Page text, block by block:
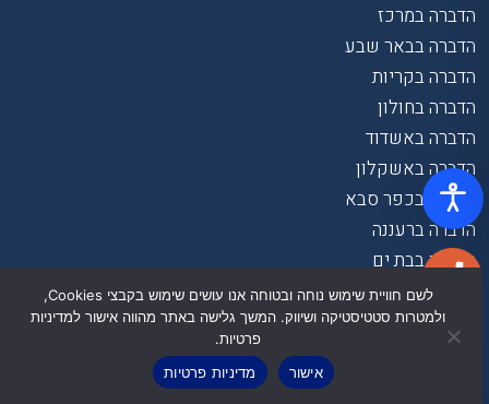
הדברה במרכז
הדברה בבאר שבע
הדברה בקריות
הדברה בחולון
הדברה באשדוד
הדברה באשקלון
הדברה בכפר סבא
הדברה ברעננה
הדברה בבת ים
לשם חוויית שימוש נוחה ובטוחה אנו עושים שימוש בקבצי Cookies,
ולמטרות סטטיסטיקה ושיווק. המשך גלישה באתר מהווה אישור למדיניות
פרטיות.
אישור
מדיניות פרטיות